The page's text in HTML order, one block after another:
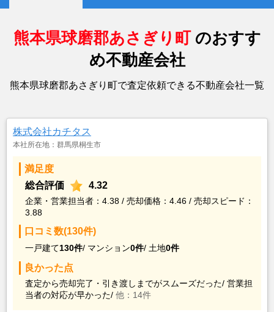
熊本県球磨郡あさぎり町 のおすす
め不動産会社
熊本県球磨郡あさぎり町で査定依頼できる不動産会社一覧
株式会社カチタス
本社所在地：群馬県桐生市
満足度
総合評価
4.32
企業・営業担当者：4.38 / 売却価格：4.46 / 売却スピード：
3.88
口コミ数(130件)
一戸建て130件/ マンション0件/ 土地0件
良かった点
査定から売却完了・引き渡しまでがスムーズだった/ 営業担
当者の対応が早かった/ 他：14件